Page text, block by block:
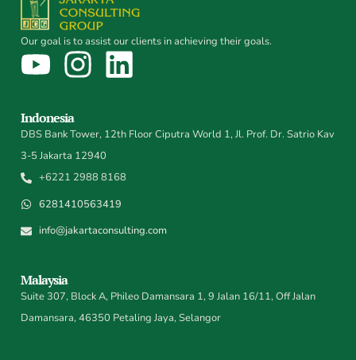
Our goal is to assist our clients in achieving their goals.
Indonesia
DBS Bank Tower, 12th Floor Ciputra World 1, Jl. Prof. Dr. Satrio Kav
3-5 Jakarta 12940
+6221 2988 8168
6281410563419
info@jakartaconsulting.com
Malaysia
Suite 307, Block A, Phileo Damansara 1, 9 Jalan 16/11, Off Jalan
Damansara, 46350 Petaling Jaya, Selangor